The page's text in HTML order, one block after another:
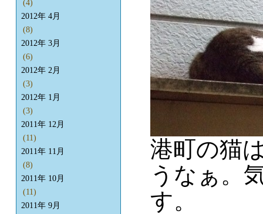
港町の猫
うなぁ。
す。
(4)
2012年 4月
(8)
2012年 3月
(6)
2012年 2月
(3)
2012年 1月
(3)
2011年 12月
(11)
2011年 11月
(8)
2011年 10月
(11)
2011年 9月